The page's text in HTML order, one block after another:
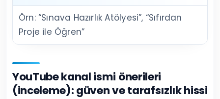
Örn: “Sınava Hazırlık Atölyesi”, “Sıfırdan
Proje ile Öğren”
YouTube kanal ismi önerileri
(inceleme): güven ve tarafsızlık hissi